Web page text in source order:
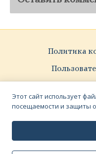
Политика
© 2023–2025
Этот сайт использует
посещаемости и защиты